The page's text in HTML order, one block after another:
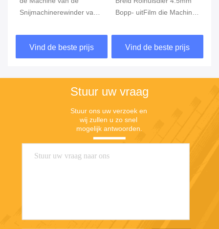
Snijmachinerewinder van
Plastic Film die Machine
opnieuw opwinden
Vind de beste prijs
Bopp- uitFilm die Machine
Vind de beste prijs
Stuur uw vraag
Stuur ons uw verzoek en
wij zullen u zo snel
mogelijk antwoorden.